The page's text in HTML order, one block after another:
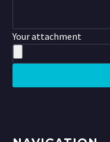
Your attachment